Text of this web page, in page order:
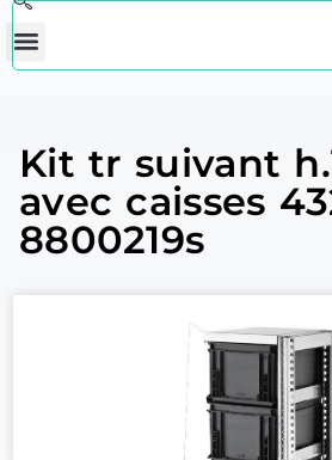
Kit tr suivant
avec caisses
8800219s